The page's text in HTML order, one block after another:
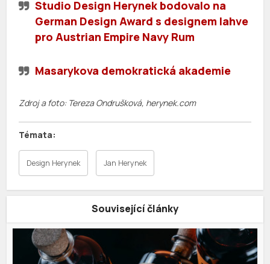
Studio Design Herynek bodovalo na
German Design Award s designem lahve
pro Austrian Empire Navy Rum
Masarykova demokratická akademie
Zdroj a foto: Tereza Ondrušková, herynek.com
Design Herynek Jan Herynek
Související články